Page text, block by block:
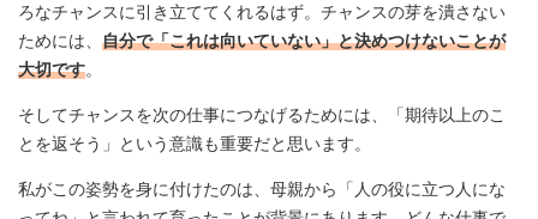
ろなチャンスに引き立ててくれるはず。チャンスの芽を潰さない
ためには、 自分で「これは向いていない」と決めつけないことが
大切です。
そしてチャンスを次の仕事につなげるためには、「期待以上のこ
とを返そう」という意識も重要だと思います。
私がこの姿勢を身に付けたのは、母親から「人の役に立つ人にな